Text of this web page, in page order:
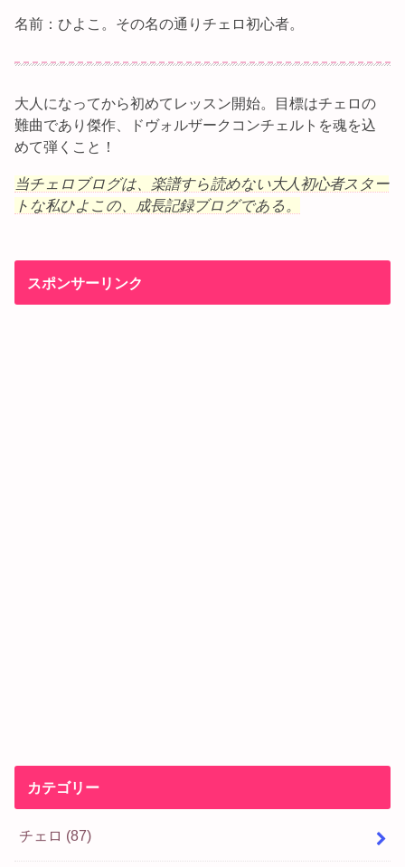
名前：ひよこ。その名の通りチェロ初心者。
大人になってから初めてレッスン開始。目標はチェロの
難曲であり傑作、ドヴォルザークコンチェルトを魂を込
めて弾くこと！
当チェロブログは、楽譜すら読めない大人初心者スター
トな私ひよこの、成長記録ブログである。
スポンサーリンク
カテゴリー
チェロ (87)